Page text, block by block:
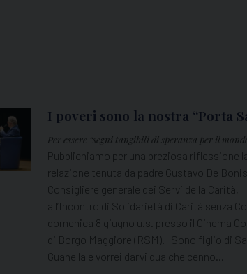
I poveri sono la nostra “Porta
Per essere “segni tangibili di speranza per il
Pubblichiamo per una preziosa riflessione
relazione tenuta da padre Gustavo De Bonis,
Consigliere generale dei Servi della Carità,
all’Incontro di Solidarietà di Carità senza
domenica 8 giugno u.s. presso il Cinema
di Borgo Maggiore (RSM). Sono figlio di
Guanella e vorrei darvi qualche cenno…